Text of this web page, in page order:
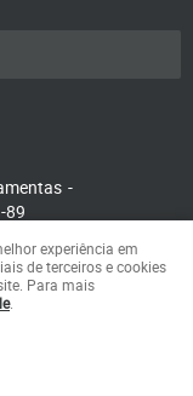
89
experiência em
de terceiros e cookies
Para mais
.